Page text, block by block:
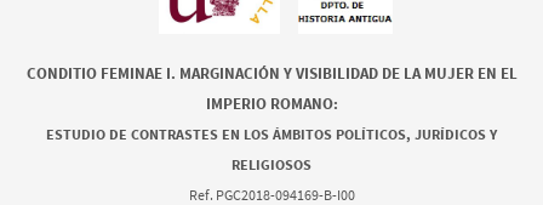
CONDITIO FEMINAE I. MARGINACIÓN Y VISIBILIDAD DE LA MUJER EN EL
IMPERIO ROMANO:
ESTUDIO DE CONTRASTES EN LOS ÁMBITOS POLÍTICOS, JURÍDICOS Y
RELIGIOSOS
Ref. PGC2018-094169-B-I00